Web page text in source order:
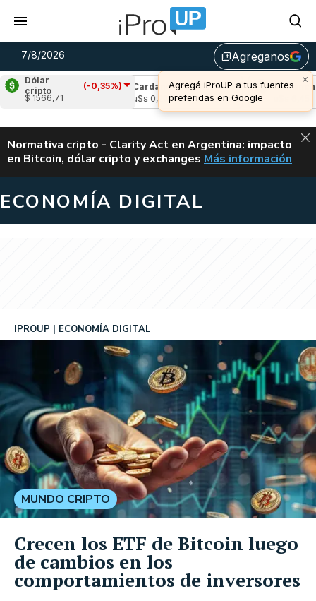
7/8/2026 library_addAgreganos
×
Agregá iProUP a tus fuentes
preferidas en Google
Dólar
cripto
(-0,35%)
$ 1566,71
(-1,11%)
Cardano
(-0,46%)
u$s 0,20
Avalanche
u$s 6,45
ALERTA
Normativa cripto - Clarity Act en Argentina: impacto
en Bitcoin, dólar cripto y exchanges CLARITY ACT EN
Más información
ECONOMÍA DIGITAL
IPROUP ECONOMÍA DIGITAL
MUNDO CRIPTO
Crecen los ETF de Bitcoin luego
de cambios en los
comportamientos de inversores